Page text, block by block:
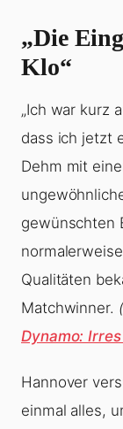
„Die
Klo“
„Ich war kurz
dass ich jetzt
Dehm mit
gewünschten
Qualitäten
Matchwinner.
Dynamo:
Hannover
einmal alles,